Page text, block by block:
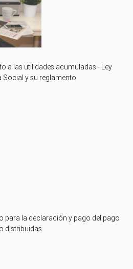
a las utilidades acumuladas - Ley
Social y su reglamento
para la declaración y pago del pago
distribuidas